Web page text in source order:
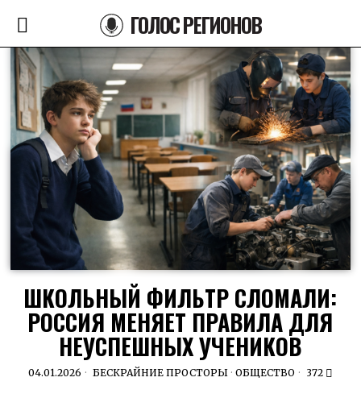
ГОЛОС РЕГИОНОВ
ШКОЛЬНЫЙ ФИЛЬТР СЛОМАЛИ:
РОССИЯ МЕНЯЕТ ПРАВИЛА ДЛЯ
НЕУСПЕШНЫХ УЧЕНИКОВ
04.01.2026 БЕСКРАЙНИЕ ПРОСТОРЫ · ОБЩЕСТВО 372